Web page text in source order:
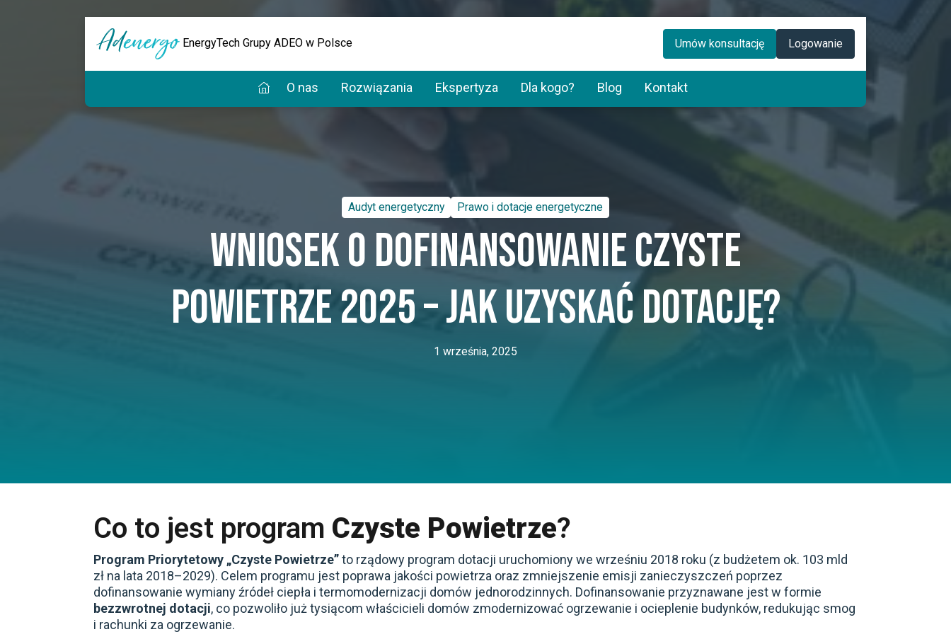
EnergyTech Grupy ADEO w Polsce Umów konsultację Logowanie
O nas Rozwiązania Ekspertyza Dla kogo? Blog Kontakt
Audyt energetyczny Prawo i dotacje energetyczne
Wniosek o dofinansowanie Czyste
Powietrze 2025 – jak uzyskać dotację?
1 września, 2025
Co to jest program Czyste Powietrze?
Program Priorytetowy „Czyste Powietrze”to rządowy program dotacji uruchomiony we wrześniu 2018 roku (z budżetem ok. 103 mld
zł na lata 2018–2029). Celem programu jest poprawa jakości powietrza oraz zmniejszenie emisji zanieczyszczeń poprzez
dofinansowanie wymiany źródeł ciepła i termomodernizacji domów jednorodzinnych. Dofinansowanie przyznawane jest w formie
bezzwrotnej dotacji, co pozwoliło już tysiącom właścicieli domów zmodernizować ogrzewanie i ocieplenie budynków, redukując smog
i rachunki za ogrzewanie.